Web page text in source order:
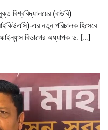
বিশ্ববিদ্যালয়ের (বাউবি)
এর নতুন পরিচালক হিসেবে
বিভাগের অধ্যাপক ড. […]